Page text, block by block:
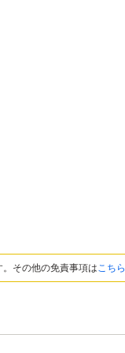
その他の免責事項はこちら